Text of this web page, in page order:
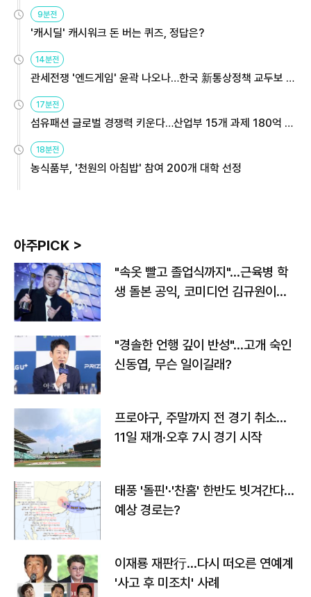
9분전
'캐시딜' 캐시워크 돈 버는 퀴즈, 정답은?
14분전
관세전쟁 '엔드게임' 윤곽 나오나…한국 新통상정책 교두보 활
17분전
섬유패션 글로벌 경쟁력 키운다…산업부 15개 과제 180억 지
18분전
농식품부, '천원의 아침밥' 참여 200개 대학 선정
아주PICK >
"속옷 빨고 졸업식까지"…근육병 학
생 돌본 공익, 코미디언 김규원이었
"경솔한 언행 깊이 반성"…고개 숙인
신동엽, 무슨 일이길래?
프로야구, 주말까지 전 경기 취소…
11일 재개·오후 7시 경기 시작
태풍 '돌핀'·'찬홈' 한반도 빗겨간다…
예상 경로는?
이재룡 재판行…다시 떠오른 연예계
'사고 후 미조치' 사례